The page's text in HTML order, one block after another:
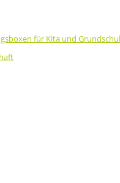
für Kita und